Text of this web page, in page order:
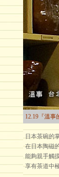
12.19『溫
日本茶碗的
在日本陶磁
能夠親手觸
享有茶道中